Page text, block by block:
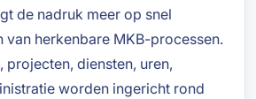
de nadruk meer op snel
herkenbare MKB-processen.
projecten, diensten, uren,
worden ingericht rond